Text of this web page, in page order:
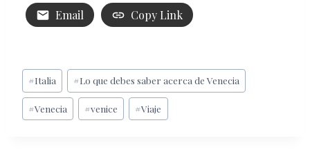
Email Copy Link
Etiquetas
de
la
#Italia #Lo que debes saber acerca de Venecia
#Venecia #venice #Viaje